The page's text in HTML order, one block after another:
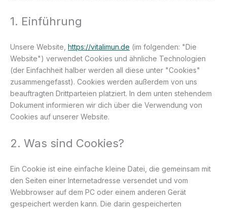
1. Einführung
Unsere Website, https://vitalimun.de (im folgenden: "Die
Website") verwendet Cookies und ähnliche Technologien
(der Einfachheit halber werden all diese unter "Cookies"
zusammengefasst). Cookies werden außerdem von uns
beauftragten Drittparteien platziert. In dem unten stehendem
Dokument informieren wir dich über die Verwendung von
Cookies auf unserer Website.
2. Was sind Cookies?
Ein Cookie ist eine einfache kleine Datei, die gemeinsam mit
den Seiten einer Internetadresse versendet und vom
Webbrowser auf dem PC oder einem anderen Gerät
gespeichert werden kann. Die darin gespeicherten